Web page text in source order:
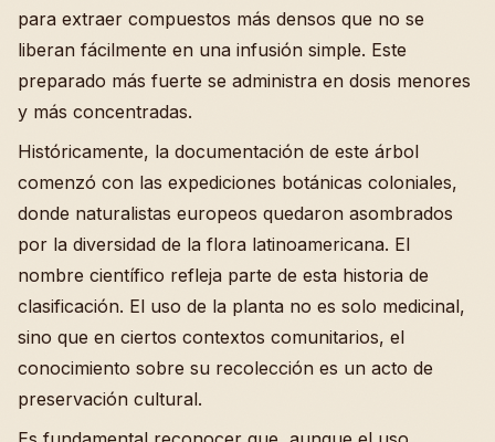
para extraer compuestos más densos que no se
liberan fácilmente en una infusión simple. Este
preparado más fuerte se administra en dosis menores
y más concentradas.
Históricamente, la documentación de este árbol
comenzó con las expediciones botánicas coloniales,
donde naturalistas europeos quedaron asombrados
por la diversidad de la flora latinoamericana. El
nombre científico refleja parte de esta historia de
clasificación. El uso de la planta no es solo medicinal,
sino que en ciertos contextos comunitarios, el
conocimiento sobre su recolección es un acto de
preservación cultural.